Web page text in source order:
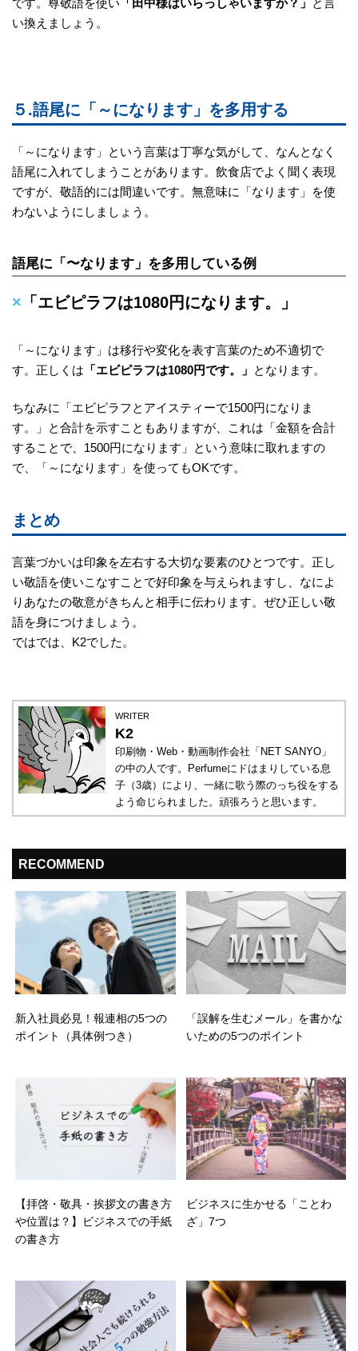
です。尊敬語を使い 「田中様はいらっしゃいますか？」 と言
い換えましょう。
５.語尾に「～になります」を多用する
「～になります」という言葉は丁寧な気がして、なんとなく
語尾に入れてしまうことがあります。飲食店でよく聞く表現
ですが、敬語的には間違いです。無意味に「なります」を使
わないようにしましょう。
語尾に「〜なります」を多用している例
× 「エビピラフは1080円になります。」
「～になります」は移行や変化を表す言葉のため不適切で
す。正しくは 「エビピラフは1080円です。」 となります。
ちなみに「エビピラフとアイスティーで1500円になりま
す。」と合計を示すこともありますが、これは「金額を合計
することで、1500円になります」という意味に取れますの
で、「～になります」を使ってもOKです。
まとめ
言葉づかいは印象を左右する大切な要素のひとつです。正し
い敬語を使いこなすことで好印象を与えられますし、なによ
りあなたの敬意がきちんと相手に伝わります。ぜひ正しい敬
語を身につけましょう。
ではでは、K2でした。
WRITER
K2
印刷物・Web・動画制作会社「NET SANYO」
の中の人です。Perfumeにドはまりしている息
子（3歳）により、一緒に歌う際のっち役をする
よう命じられました。頑張ろうと思います。
RECOMMEND
新入社員必見！報連相の5つの
ポイント（具体例つき）
「誤解を生むメール」を書かな
いための5つのポイント
【拝啓・敬具・挨拶文の書き方
や位置は？】ビジネスでの手紙
の書き方
ビジネスに生かせる「ことわ
ざ」7つ